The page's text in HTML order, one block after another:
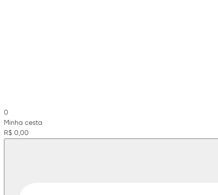
0
Minha cesta
R$ 0,00